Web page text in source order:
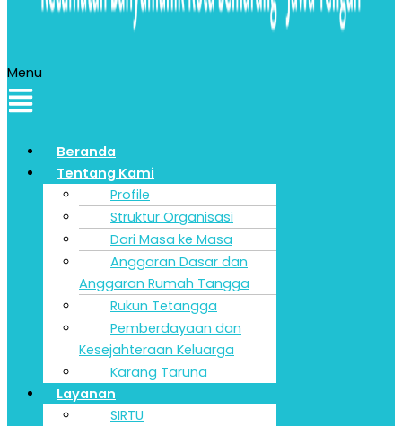
Menu
Beranda
Tentang Kami
Profile
Struktur Organisasi
Dari Masa ke Masa
Anggaran Dasar dan
Anggaran Rumah Tangga
Rukun Tetangga
Pemberdayaan dan
Kesejahteraan Keluarga
Karang Taruna
Layanan
SIRTU